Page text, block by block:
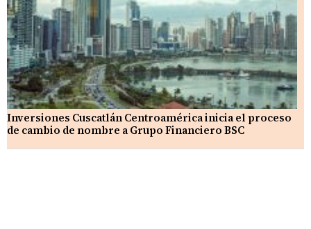
Inversiones Cuscatlán Centroamérica inicia el proceso
de cambio de nombre a Grupo Financiero BSC